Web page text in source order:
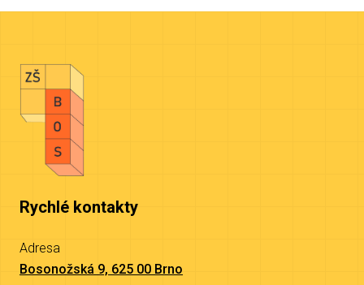
Rychlé kontakty
Adresa
Bosonožská 9, 625 00 Brno